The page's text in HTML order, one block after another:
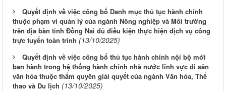
Quyết định về việc công bố Danh mục thủ tục hành chính
thuộc phạm vi quản lý của ngành Nông nghiệp và Môi trường
trên địa bàn tỉnh Đồng Nai đủ điều kiện thực hiện dịch vụ công
trực tuyến toàn trình (13/10/2025)
Quyết định về việc công bố thủ tục hành chính nội bộ mới
ban hành trong hệ thống hành chính nhà nước lĩnh vực di sản
văn hóa thuộc thẩm quyền giải quyết của ngành Văn hóa, Thể
thao và Du lịch (13/10/2025)